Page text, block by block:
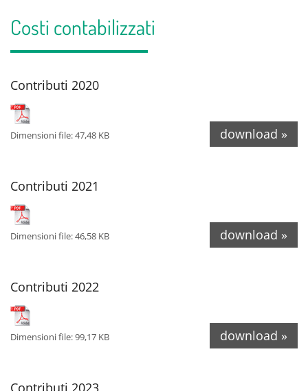
Costi contabilizzati
Contributi 2020
Dimensioni file: 47,48 KB download »
Contributi 2021
Dimensioni file: 46,58 KB download »
Contributi 2022
Dimensioni file: 99,17 KB download »
Contributi 2023